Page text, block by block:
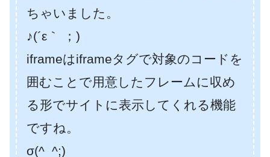
ちゃいました。
♪(´ε｀ ；)
iframeはiframeタグで対象のコードを
囲むことで用意したフレームに収め
る形でサイトに表示してくれる機能
ですね。
σ(^_^;)